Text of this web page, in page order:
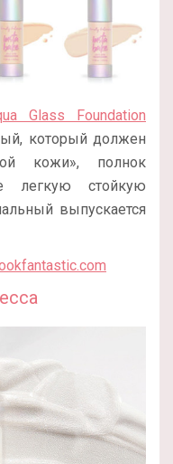
Glass Foundation
который должен
кожи», полнок
легкую стойкую
выпускается